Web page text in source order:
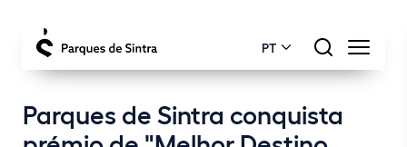
PT
Parques de Sintra conquista